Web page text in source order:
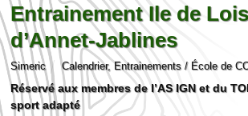
Entrainement Ile de
d’Annet-Jablines
Simeric Calendrier,Entrainements / École de
Réservé aux membres de l’AS IGN et du
sport adapté